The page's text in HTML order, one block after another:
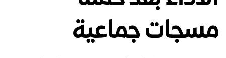
مسجات جماعية